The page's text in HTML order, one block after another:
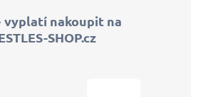
vyplatí nakoupit na
SHOP.cz